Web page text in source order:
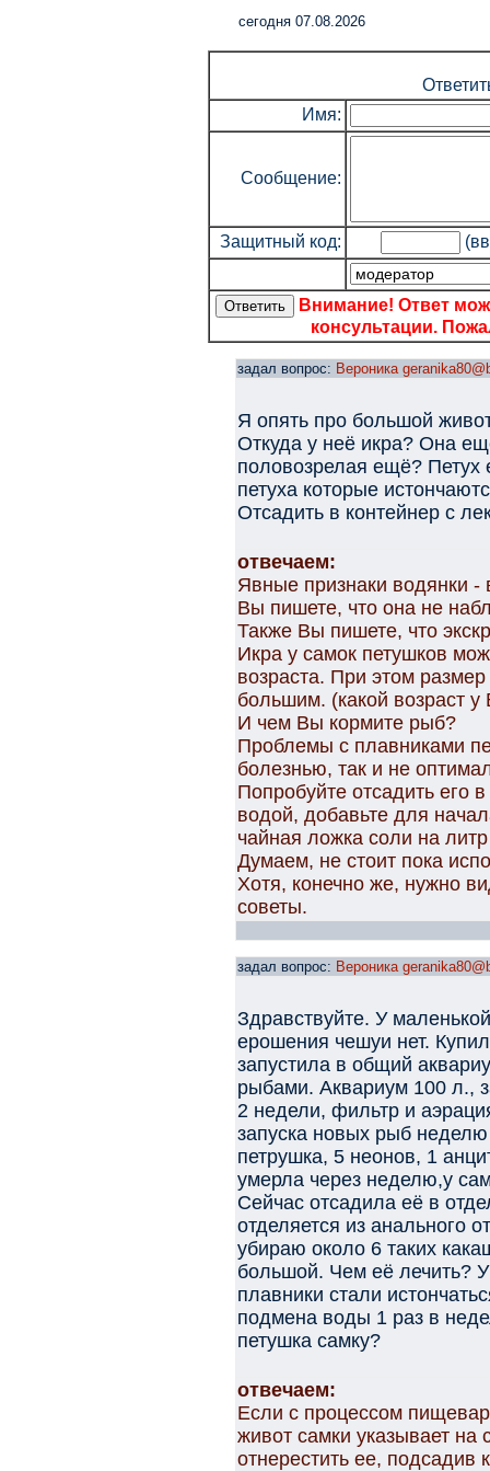
cегодня 07.08.2026
Имя:
Сообщение:
Защитный код:
Внимание! Ответ
консультации.
задал вопрос: Вероника
Я опять про большой
Откуда у неё икра? Она
половозрелая ещё? Петух
петуха которые
Отсадить в контейнер с
отвечаем:
Явные признаки водянки
Вы пишете, что она не
Также Вы пишете, что
Икра у самок петушков
возраста. При этом
большим. (какой возраст
И чем Вы кормите рыб?
Проблемы с плавниками
болезнью, так и не
Попробуйте отсадить его
водой, добавьте для
чайная ложка соли на
Думаем, не стоит пока
Хотя, конечно же, нужно
советы.
задал вопрос: Вероника
Здравствуйте. У
ерошения чешуи нет.
запустила в общий
рыбами. Аквариум 100 л.,
2 недели, фильтр и
запуска новых рыб
петрушка, 5 неонов, 1
умерла через неделю,у
Сейчас отсадила её в
отделяется из анального
убираю около 6 таких
большой. Чем её лечить?
плавники стали
подмена воды 1 раз в
петушка самку?
отвечаем:
Если с процессом
живот самки указывает
отнерестить ее, подсадив